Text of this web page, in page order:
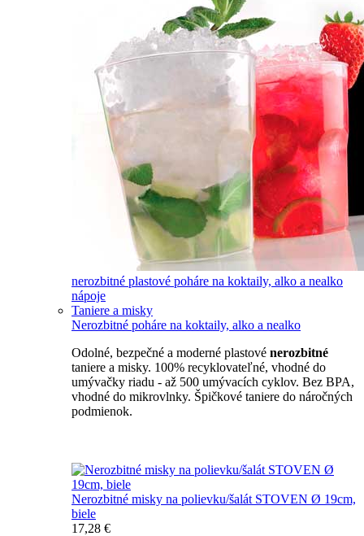
nerozbitné plastové poháre na koktaily, alko a nealko
nápoje
Taniere a misky
Nerozbitné poháre na koktaily, alko a nealko
Odolné, bezpečné a moderné plastové nerozbitné
taniere a misky. 100% recyklovateľné, vhodné do
umývačky riadu - až 500 umývacích cyklov. Bez BPA,
vhodné do mikrovlnky. Špičkové taniere do náročných
podmienok.
Nerozbitné misky na polievku/šalát STOVEN Ø 19cm,
biele
17,28 €